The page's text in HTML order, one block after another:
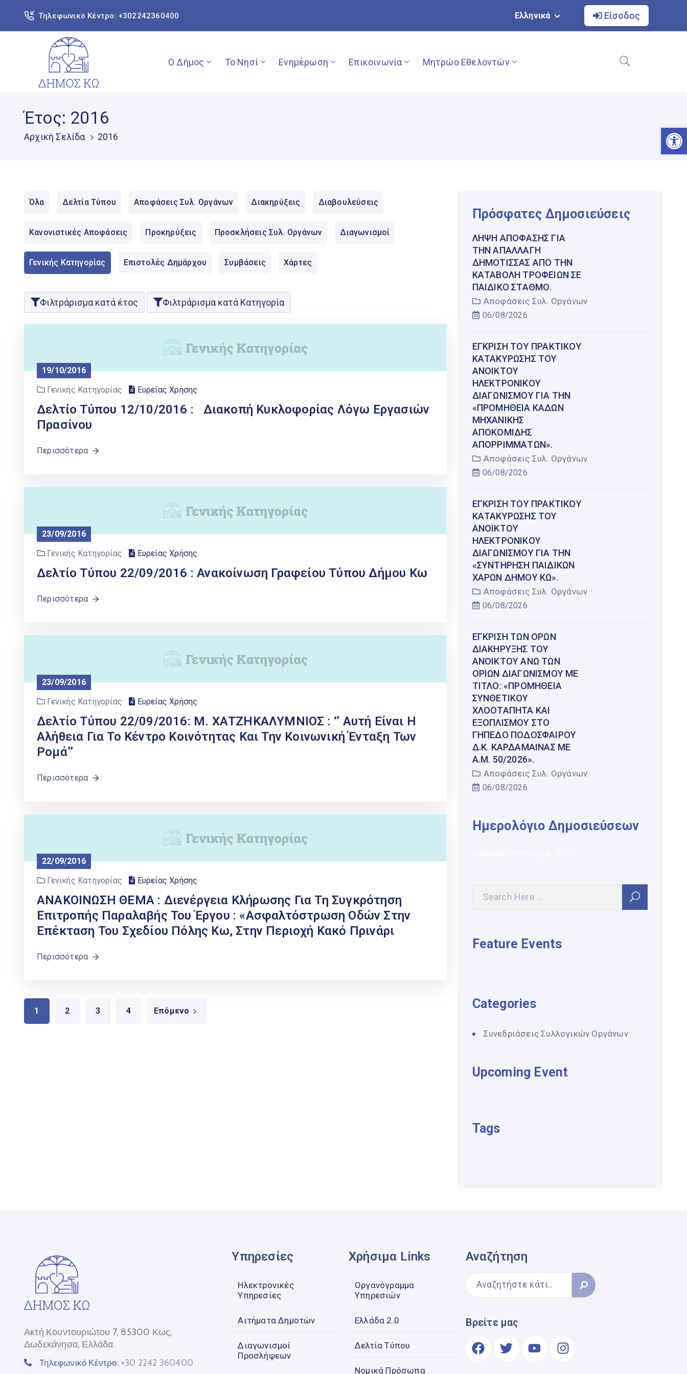
Τηλεφωνικό Κέντρο: +302242360400 Ελληνικά Είσοδος
Ο Δήμος Το Νησί Ενημέρωση Επικοινωνία Μητρώο Εθελοντών
Έτος: 2016
Αρχική Σελίδα 2016
Όλα Δελτία Τύπου Αποφάσεις Συλ. Οργάνων Διακηρύξεις Διαβουλεύσεις
Κανονιστικές Αποφάσεις Προκηρύξεις Προσκλήσεις Συλ. Οργάνων Διαγωνισμοί
Γενικής Κατηγορίας Επιστολές Δημάρχου Συμβάσεις Χάρτες
Φιλτράρισμα κατά έτος Φιλτράρισμα κατά Κατηγορία
19/10/2016
Γενικής Κατηγορίας
Ευρείας Χρήσης
Δελτίο Τύπου 12/10/2016 : Διακοπή Κυκλοφορίας Λόγω Εργασιών
Πρασίνου
Περισσότερα
23/09/2016
Γενικής Κατηγορίας
Ευρείας Χρήσης
Δελτίο Τύπου 22/09/2016 : Ανακοίνωση Γραφείου Τύπου Δήμου Κω
Περισσότερα
23/09/2016
Γενικής Κατηγορίας
Ευρείας Χρήσης
Δελτίο Τύπου 22/09/2016: Μ. ΧΑΤΖΗΚΑΛΥΜΝΙΟΣ : ‘’ Αυτή Είναι Η
Αλήθεια Για Το Κέντρο Κοινότητας Και Την Κοινωνική Ένταξη Των
Ρομά’’
Περισσότερα
22/09/2016
Γενικής Κατηγορίας
Ευρείας Χρήσης
ΑΝΑΚΟΙΝΩΣΗ ΘΕΜΑ : Διενέργεια Κλήρωσης Για Τη Συγκρότηση
Επιτροπής Παραλαβής Του Έργου : «Ασφαλτόστρωση Οδών Στην
Επέκταση Του Σχεδίου Πόλης Κω, Στην Περιοχή Κακό Πρινάρι
Περισσότερα
1 2 3 4 Επόμενο
Πρόσφατες Δημοσιεύσεις
ΛΉΨΗ ΑΠΌΦΑΣΗΣ ΓΙΑ
ΤΗΝ ΑΠΑΛΛΑΓΉ
ΔΗΜΌΤΙΣΣΑΣ ΑΠΌ ΤΗΝ
ΚΑΤΑΒΟΛΉ ΤΡΟΦΕΊΩΝ ΣΕ
ΠΑΙΔΙΚΌ ΣΤΑΘΜΌ.
Αποφάσεις Συλ. Οργάνων
06/08/2026
ΈΓΚΡΙΣΗ ΤΟΥ ΠΡΑΚΤΙΚΟΎ
ΚΑΤΑΚΎΡΩΣΗΣ ΤΟΥ
ΑΝΟΙΚΤΟΎ
ΗΛΕΚΤΡΟΝΙΚΟΎ
ΔΙΑΓΩΝΙΣΜΟΎ ΓΙΑ ΤΗΝ
«ΠΡΟΜΉΘΕΙΑ ΚΆΔΩΝ
ΜΗΧΑΝΙΚΉΣ
ΑΠΟΚΟΜΙΔΉΣ
ΑΠΟΡΡΙΜΜΆΤΩΝ».
Αποφάσεις Συλ. Οργάνων
06/08/2026
ΈΓΚΡΙΣΗ ΤΟΥ ΠΡΑΚΤΙΚΟΎ
ΚΑΤΑΚΎΡΩΣΗΣ ΤΟΥ
ΑΝΟΙΚΤΟΎ
ΗΛΕΚΤΡΟΝΙΚΟΎ
ΔΙΑΓΩΝΙΣΜΟΎ ΓΙΑ ΤΗΝ
«ΣΥΝΤΉΡΗΣΗ ΠΑΙΔΙΚΏΝ
ΧΑΡΏΝ ΔΉΜΟΥ ΚΩ».
Αποφάσεις Συλ. Οργάνων
06/08/2026
ΈΓΚΡΙΣΗ ΤΩΝ ΌΡΩΝ
ΔΙΑΚΉΡΥΞΗΣ ΤΟΥ
ΑΝΟΙΚΤΟΎ ΆΝΩ ΤΩΝ
ΟΡΊΩΝ ΔΙΑΓΩΝΙΣΜΟΎ ΜΕ
ΤΊΤΛΟ: «ΠΡΟΜΉΘΕΙΑ
ΣΥΝΘΕΤΙΚΟΎ
ΧΛΟΟΤΆΠΗΤΑ ΚΑΙ
ΕΞΟΠΛΙΣΜΟΎ ΣΤΟ
ΓΉΠΕΔΟ ΠΟΔΟΣΦΑΊΡΟΥ
Δ.Κ. ΚΑΡΔΆΜΑΙΝΑΣ ΜΕ
Α.Μ. 50/2026».
Αποφάσεις Συλ. Οργάνων
06/08/2026
Ημερολόγιο Δημοσιεύσεων
Feature Events
Categories
Συνεδριάσεις Συλλογικών Οργάνων
Upcoming Event
Tags
Ακτή Κουντουριώτου 7, 85300 Κως,
Δωδεκάνησα, Ελλάδα
Τηλεφωνικό Κέντρο: +30 2242 360400
Υπηρεσίες
Ηλεκτρονικές
Υπηρεσίες
Αιτήματα Δημοτών
Διαγωνισμοί
Προσλήψεων
Χρήσιμα Links
Οργανόγραμμα
Υπηρεσιών
Ελλάδα 2.0
Δελτία Τύπου
Νομικά Πρόσωπα
Αναζήτηση
Βρείτε μας